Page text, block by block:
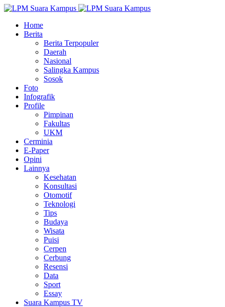
Home
Berita
Berita Terpopuler
Daerah
Nasional
Salingka Kampus
Sosok
Foto
Infografik
Profile
Pimpinan
Fakultas
UKM
Cerminia
E-Paper
Opini
Lainnya
Kesehatan
Konsultasi
Otomotif
Teknologi
Tips
Budaya
Wisata
Puisi
Cerpen
Cerbung
Resensi
Data
Sport
Essay
Suara Kampus TV